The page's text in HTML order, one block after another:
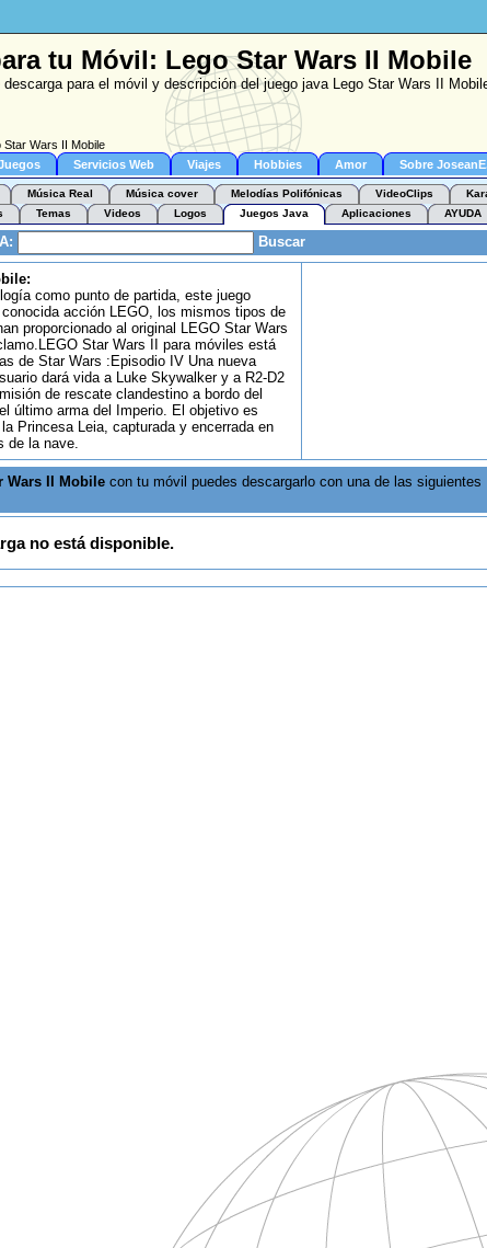
tu Móvil: Lego Star Wars II Mobile
descarga para el móvil y descripción del juego java Lego Star Wars II
Star Wars II Mobile
Servicios Web Viajes Hobbies Amor Sobre
Música Real Música cover Melodías Polifónicas VideoClips
Temas Videos Logos Juegos Java Aplicaciones AYUDA
Buscar
como punto de partida, este juego
acción LEGO, los mismos tipos de
proporcionado al original LEGO Star Wars
Star Wars II para móviles está
de Star Wars :Episodio IV Una nueva
dará vida a Luke Skywalker y a R2-D2
de rescate clandestino a bordo del
último arma del Imperio. El objetivo es
Princesa Leia, capturada y encerrada en
de la nave.
Wars II Mobile con tu móvil puedes descargarlo con una de las siguientes
no está disponible.